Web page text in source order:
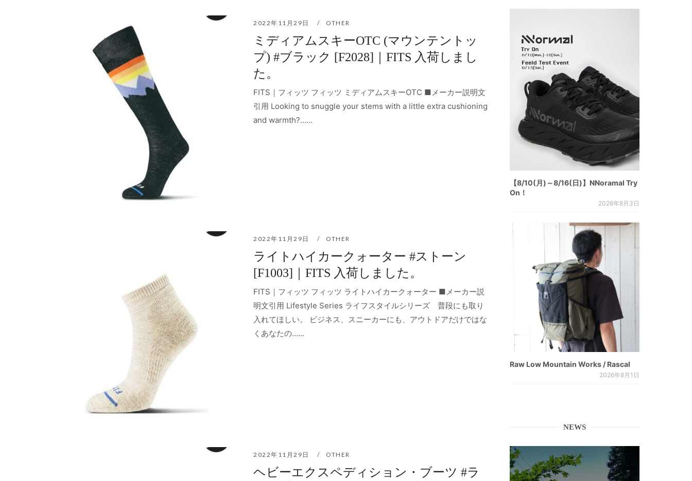
2022年11月29日 OTHER
ミディアムスキーOTC (マウンテントッ
プ) #ブラック [F2028]｜FITS 入荷しまし
た。
FITS｜フィッツ フィッツ ミディアムスキーOTC ■メーカー説明文
引用 Looking to snuggle your stems with a little extra cushioning
and warmth?…...
2022年11月29日 OTHER
ライトハイカークォーター #ストーン
[F1003]｜FITS 入荷しました。
FITS｜フィッツ フィッツ ライトハイカークォーター ■メーカー説
明文引用 Lifestyle Series ライフスタイルシリーズ 普段にも取り
入れてほしい。 ビジネス、スニーカーにも、アウトドアだけではな
くあなたの…...
2022年11月29日 OTHER
ヘビーエクスペディション・ブーツ #ラ
【8/10(月)～8/16(日)】NNoramal Try
On！
2026年8月3日
Raw Low Mountain Works / Rascal
2026年8月1日
NEWS